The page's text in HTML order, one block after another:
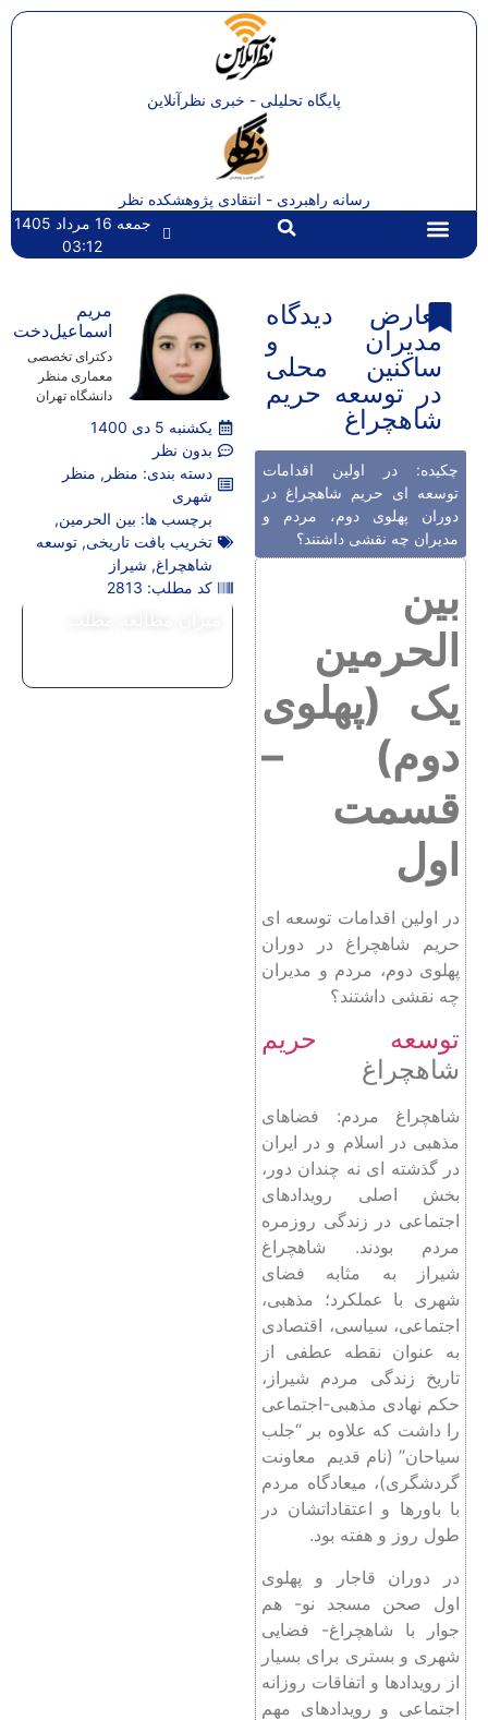
پایگاه تحلیلی - خبری نظرآنلاین
رسانه راهبردی - انتقادی پژوهشکده نظر
جمعه 16 مرداد 1405
03:12
تعارض دیدگاه
مدیران و
ساکنین محلی
در توسعه حریم
شاهچراغ
چکیده: در اولین اقدامات
توسعه ای حریم شاهچراغ در
دوران پهلوی دوم، مردم و
مدیران چه نقشی داشتند؟
بین
الحرمین
یک (پهلوی
دوم) –
قسمت
اول
در اولین اقدامات توسعه ای
حریم شاهچراغ در دوران
پهلوی دوم، مردم و مدیران
چه نقشی داشتند؟
توسعه حریم
شاهچراغ
شاهچراغ مردم: فضاهای
مذهبی در اسلام و در ایران
در گذشته ای نه چندان دور،
بخش اصلی رویدادهای
اجتماعی در زندگی روزمره
مردم بودند. شاهچراغ
شیراز به مثابه فضای
شهری با عملکرد؛ مذهبی،
اجتماعی، سیاسی، اقتصادی
به عنوان نقطه عطفی از
تاریخ زندگی مردم شیراز،
حکم نهادی مذهبی-اجتماعی
را داشت که علاوه بر “جلب
سیاحان” (نام قدیم معاونت
گردشگری)، میعادگاه مردم
با باورها و اعتقاداتشان در
طول روز و هفته بود.
در دوران قاجار و پهلوی
اول صحن مسجد نو- هم
جوار با شاهچراغ- فضایی
شهری و بستری برای بسیار
از رویدادها و اتفاقات روزانه
اجتماعی و رویدادهای مهم
مریم
اسماعیل‌دخت
دکترای تخصصی
معماری منظر
دانشگاه تهران
یکشنبه 5 دی 1400
بدون نظر
دسته بندی: منظر , منظر
شهری
برچسب ها: بین الحرمین,
تخریب بافت تاریخی, توسعه
شاهچراغ, شیراز
کد مطلب: 2813